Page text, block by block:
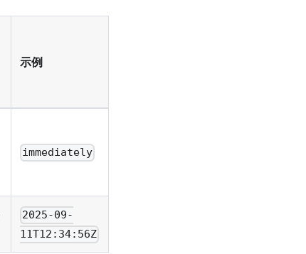
示例
immediately
2025-09-
11T12:34:56Z